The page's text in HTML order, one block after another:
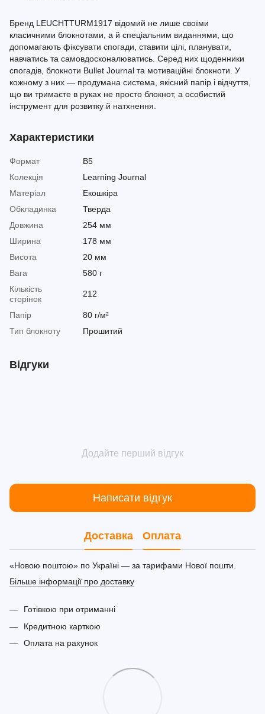
Бренд LEUCHTTURM1917 відомий не лише своїми
класичними блокнотами, а й спеціальним виданнями, що
допомагають фіксувати спогади, ставити цілі, планувати,
навчатись та самовдосконалюватись. Серед них щоденники
спогадів, блокноти Bullet Journal та мотиваційні блокноти. У
кожному з них — продумана система, якісний папір і відчуття,
що ви тримаєте в руках не просто блокнот, а особистий
інструмент для розвитку й натхнення.
Характеристики
Формат
B5
Колекція
Learning Journal
Матеріал
Екошкіра
Обкладинка
Тверда
Довжина
254 мм
Ширина
178 мм
Висота
20 мм
Вага
580 г
Кількість
сторінок
212
Папір
80 г/м²
Тип блокноту
Прошитий
Відгуки
Додайте перший відгук
Написати відгук
Доставка Оплата
«Новою поштою» по Україні — за тарифами Нової пошти.
Більше інформації про доставку
Готівкою при отриманні
Кредитною карткою
Оплата на рахунок